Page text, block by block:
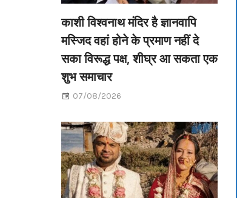
काशी विश्वनाथ मंदिर है ज्ञानवापि
मस्जिद वहां होने के प्रमाण नहीं दे
सका विरूद्ध पक्ष, शीघ्र आ सकता एक
शुभ समाचार
07/08/2026